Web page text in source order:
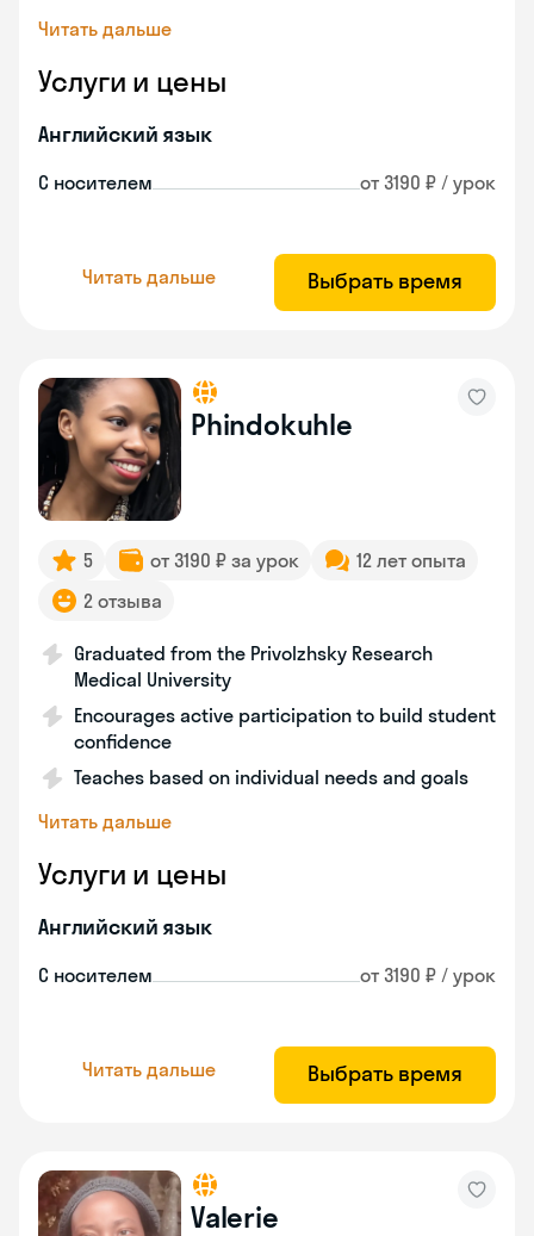
Читать дальше
Услуги и цены
Английский язык
С носителем от 3190 ₽ / урок
Читать дальше Выбрать время
Phindokuhle
5 от 3190 ₽ за урок
12 лет опыта
2 отзыва
Graduated from the Privolzhsky Research
Medical University
Encourages active participation to build student
confidence
Teaches based on individual needs and goals
Читать дальше
Услуги и цены
Английский язык
С носителем от 3190 ₽ / урок
Читать дальше Выбрать время
Valerie